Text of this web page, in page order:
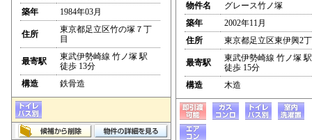
築年
1984年03月
住所
東京都足立区竹の塚７丁
目
最寄駅
東武伊勢崎線 竹ノ塚 駅
徒歩 13分
構造
鉄骨造
物件名
グレース竹ノ塚
築年
2002年11月
住所
東京都足立区東伊興2
最寄駅
東武伊勢崎線 竹ノ塚 駅
徒歩 15分
構造
木造